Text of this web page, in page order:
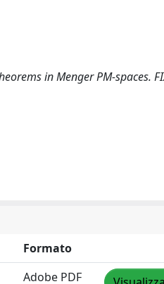
in Menger PM-spaces.
Formato
Adobe PDF